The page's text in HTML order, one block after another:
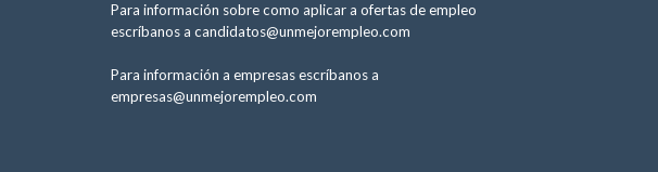
Para información sobre como aplicar a ofertas de empleo
escríbanos a candidatos@unmejorempleo.com
Para información a empresas escríbanos a
empresas@unmejorempleo.com